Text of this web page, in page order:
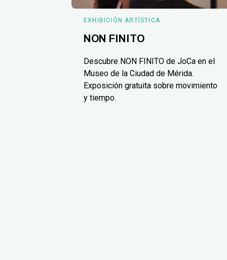
EXHIBICIÓN ARTÍSTICA
NON FINITO
Descubre NON FINITO de JoCa en el
Museo de la Ciudad de Mérida.
Exposición gratuita sobre movimiento
y tiempo.